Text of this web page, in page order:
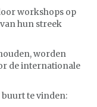
workshops op
hun streek
worden
de internationale
te vinden: